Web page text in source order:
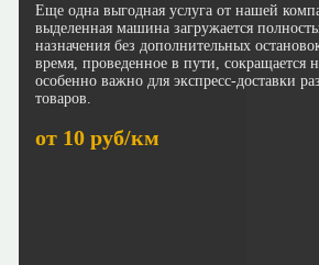
Еще одна выгодная услуга от нашей
выделенная машина загружается
назначения без дополнительных
время, проведенное в пути, сокращается
особенно важно для экспресс-доставки
товаров.
от 10 руб/км